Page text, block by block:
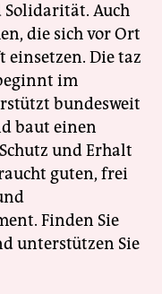
Auch
die sich vor Ort
einsetzen. Die taz
im
bundesweit
baut einen
und Erhalt
guten, frei
Finden Sie
unterstützen Sie